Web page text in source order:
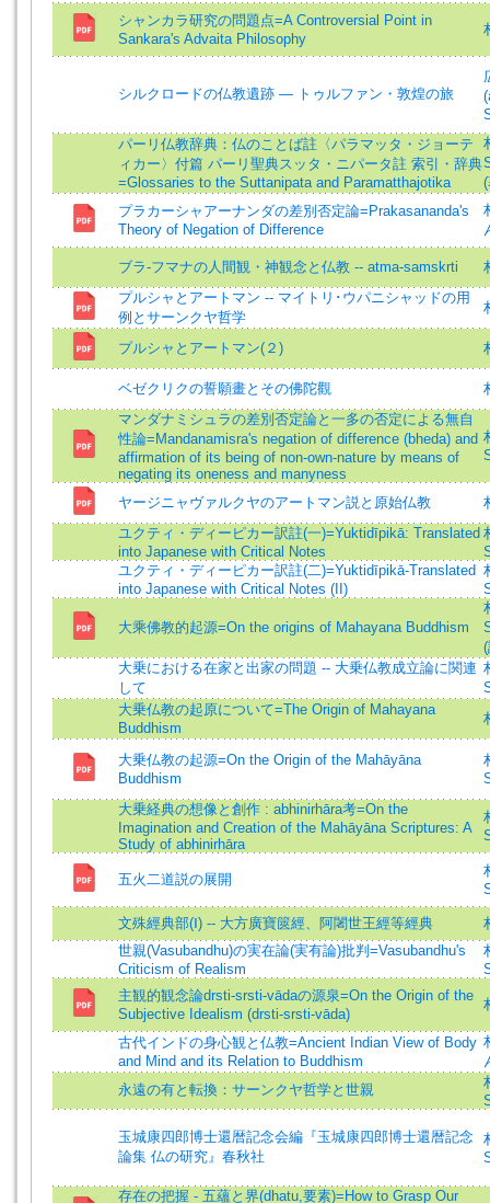
シャンカラ研究の問題点=A Controversial Point in
Sankara's Advaita Philosophy
シルクロードの仏教遺跡 — トゥルファン・敦煌の旅
パーリ仏教辞典：仏のことば註〈パラマッタ・ジョーテ
ィカー〉付篇 パーリ聖典スッタ・ニパータ註 索引・辞典
=Glossaries to the Suttanipata and Paramatthajotika
プラカーシャアーナンダの差別否定論=Prakasananda's
Theory of Negation of Difference
ブラ-フマナの人間観・神観念と仏教 -- atma-samskrti
プルシャとアートマン -- マイトリ･ウパニシャッドの用
例とサーンクヤ哲学
プルシャとアートマン(２)
ベゼクリクの誓願畫とその佛陀觀
マンダナミシュラの差別否定論と一多の否定による無自
性論=Mandanamisra's negation of difference (bheda) and
affirmation of its being of non-own-nature by means of
negating its oneness and manyness
ヤージニャヴァルクヤのアートマン説と原始仏教
ユクティ・ディーピカー訳註(一)=Yuktidīpikā: Translated
into Japanese with Critical Notes
ユクティ・ディーピカー訳註(二)=Yuktidīpikā-Translated
into Japanese with Critical Notes (II)
大乘佛教的起源=On the origins of Mahayana Buddhism
大乗における在家と出家の問題 -- 大乗仏教成立論に関連
して
大乗仏教の起原について=The Origin of Mahayana
Buddhism
大乗仏教の起源=On the Origin of the Mahāyāna
Buddhism
大乗経典の想像と創作 : abhinirhāra考=On the
Imagination and Creation of the Mahāyāna Scriptures: A
Study of abhinirhāra
五火二道説の展開
文殊經典部(Ⅰ) -- 大方廣寶篋經、阿闍世王經等經典
世親(Vasubandhu)の実在論(実有論)批判=Vasubandhu's
Criticism of Realism
主観的観念論drsti-srsti-vādaの源泉=On the Origin of the
Subjective Idealism (drsti-srsti-vāda)
古代インドの身心観と仏教=Ancient Indian View of Body
and Mind and its Relation to Buddhism
永遠の有と転換：サーンクヤ哲学と世親
玉城康四郎博士還暦記念会編『玉城康四郎博士還暦記念
論集 仏の研究』春秋社
存在の把握 - 五蘊と界(dhatu,要素)=How to Grasp Our